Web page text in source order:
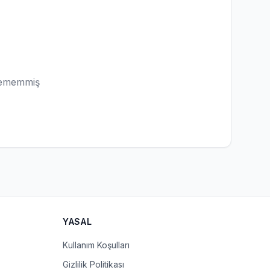
YASAL
Kullanım Koşulları
Gizlilik Politikası